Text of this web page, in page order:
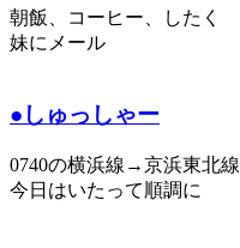
朝飯、コーヒー、したく
妹にメール
●しゅっしゃー
0740の横浜線→京浜東北線
今日はいたって順調に